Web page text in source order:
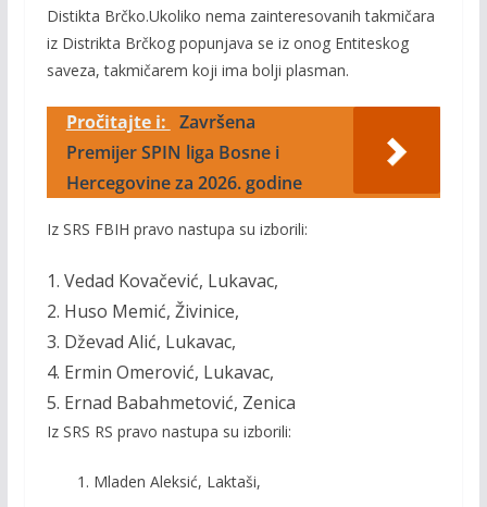
Distikta Brčko.Ukoliko nema zainteresovanih takmičara
iz Distrikta Brčkog popunjava se iz onog Entiteskog
saveza, takmičarem koji ima bolji plasman.
Pročitajte i: Završena
Premijer SPIN liga Bosne i
Hercegovine za 2026. godine
Iz SRS FBIH pravo nastupa su izborili:
1. Vedad Kovačević, Lukavac,
2. Huso Memić, Živinice,
3. Dževad Alić, Lukavac,
4. Ermin Omerović, Lukavac,
5. Ernad Babahmetović, Zenica
Iz SRS RS pravo nastupa su izborili:
1. Mladen Aleksić, Laktaši,